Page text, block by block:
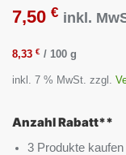
7,50 € inkl.
8,33 € / 100 g
inkl. 7 % MwSt. zzgl.
Anzahl Rabatt**
3 Produkte